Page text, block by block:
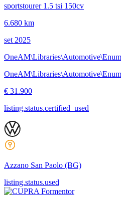
sportstourer 1.5 tsi 150cv
6.680 km
set 2025
€ 31.900
listing.status.certified_used
Azzano San Paolo (BG)
listing.status.used